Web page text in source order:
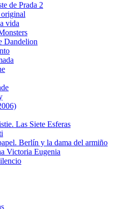
de Prada 2
vida
Dandelion
Las Siete Esferas
Berlín y la dama del armiño
Victoria Eugenia